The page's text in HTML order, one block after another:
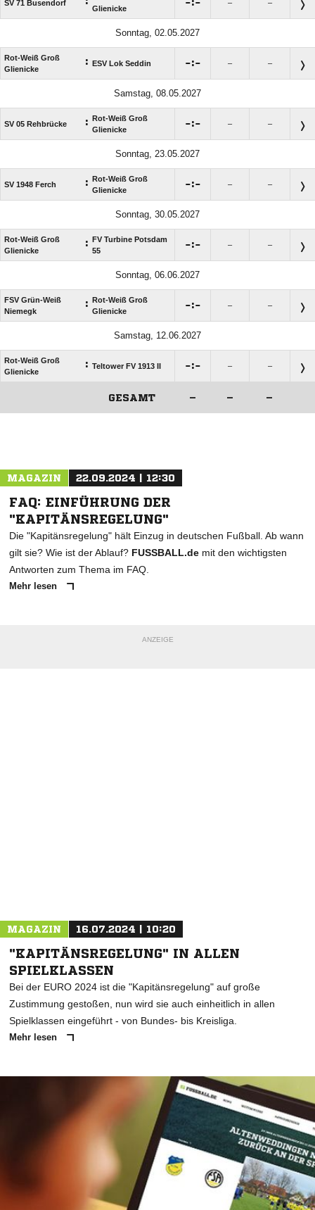
SV 71 Busendorf
Glienicke
: – –
Sonntag, 02.05.2027
Rot-Weiß Groß
Glienicke
: ESV Lok Seddin : – –
Samstag, 08.05.2027
SV 05 Rehbrücke :
Rot-Weiß Groß
Glienicke
: – –
Sonntag, 23.05.2027
SV 1948 Ferch :
Rot-Weiß Groß
Glienicke
: – –
Sonntag, 30.05.2027
Rot-Weiß Groß
Glienicke
:
FV Turbine Potsdam
55
: – –
Sonntag, 06.06.2027
FSV Grün-Weiß
Niemegk
:
Rot-Weiß Groß
Glienicke
: – –
Samstag, 12.06.2027
Rot-Weiß Groß
Glienicke
: Teltower FV 1913 II : – –
GESAMT – – –
MAGAZIN 22.09.2024 | 12:30
FAQ: EINFÜHRUNG DER
"KAPITÄNSREGELUNG"
Die "Kapitänsregelung" hält Einzug in deutschen Fußball. Ab wann
gilt sie? Wie ist der Ablauf? FUSSBALL.de mit den wichtigsten
Antworten zum Thema im FAQ.
Mehr lesen
ANZEIGE
MAGAZIN 16.07.2024 | 10:20
"KAPITÄNSREGELUNG" IN ALLEN
SPIELKLASSEN
Bei der EURO 2024 ist die "Kapitänsregelung" auf große
Zustimmung gestoßen, nun wird sie auch einheitlich in allen
Spielklassen eingeführt - von Bundes- bis Kreisliga.
Mehr lesen